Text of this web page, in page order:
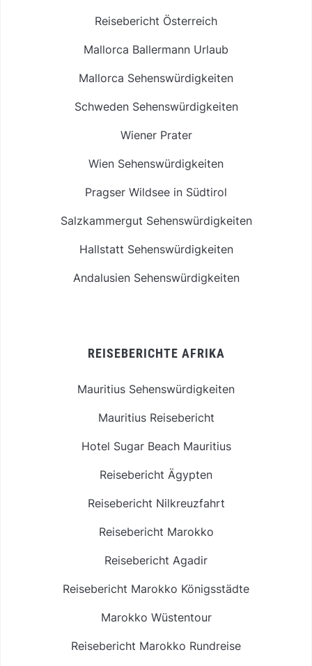
Reisebericht Österreich
Mallorca Ballermann Urlaub
Mallorca Sehenswürdigkeiten
Schweden Sehenswürdigkeiten
Wiener Prater
Wien Sehenswürdigkeiten
Pragser Wildsee in Südtirol
Salzkammergut Sehenswürdigkeiten
Hallstatt Sehenswürdigkeiten
Andalusien Sehenswürdigkeiten
REISEBERICHTE AFRIKA
Mauritius Sehenswürdigkeiten
Mauritius Reisebericht
Hotel Sugar Beach Mauritius
Reisebericht Ägypten
Reisebericht Nilkreuzfahrt
Reisebericht Marokko
Reisebericht Agadir
Reisebericht Marokko Königsstädte
Marokko Wüstentour
Reisebericht Marokko Rundreise